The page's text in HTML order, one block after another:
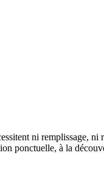
ni remplissage,
ponctuelle, à la